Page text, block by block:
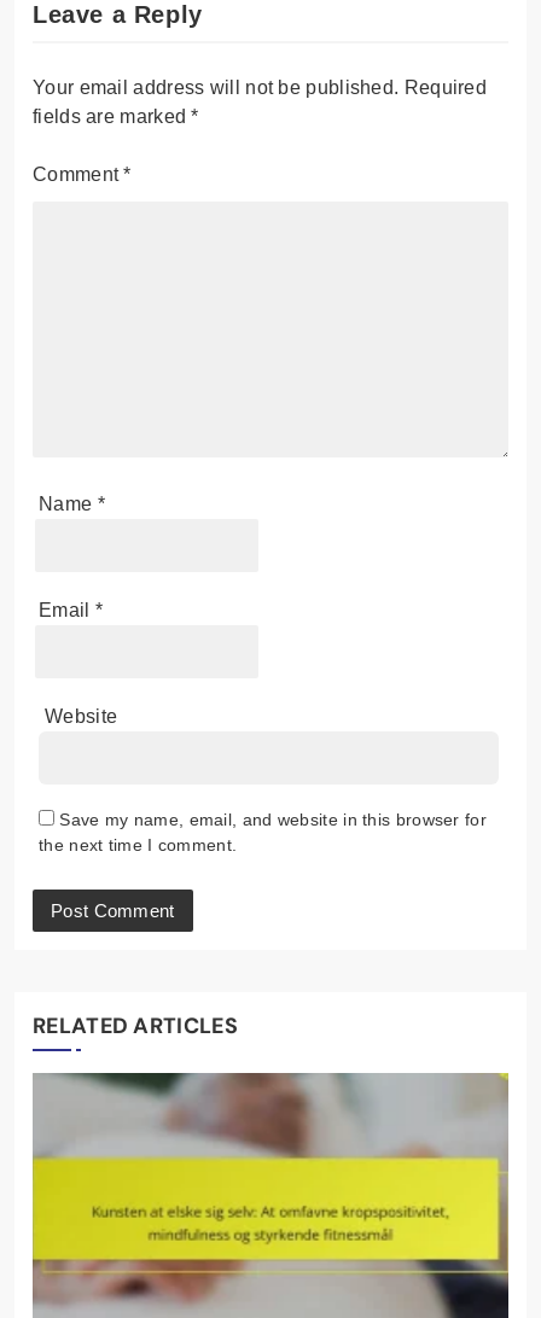
Leave a Reply
Your email address will not be published. Required
fields are marked*
Comment*
Name *
Email *
Website
Save my name, email, and website in this browser for
the next time I comment.
RELATED ARTICLES